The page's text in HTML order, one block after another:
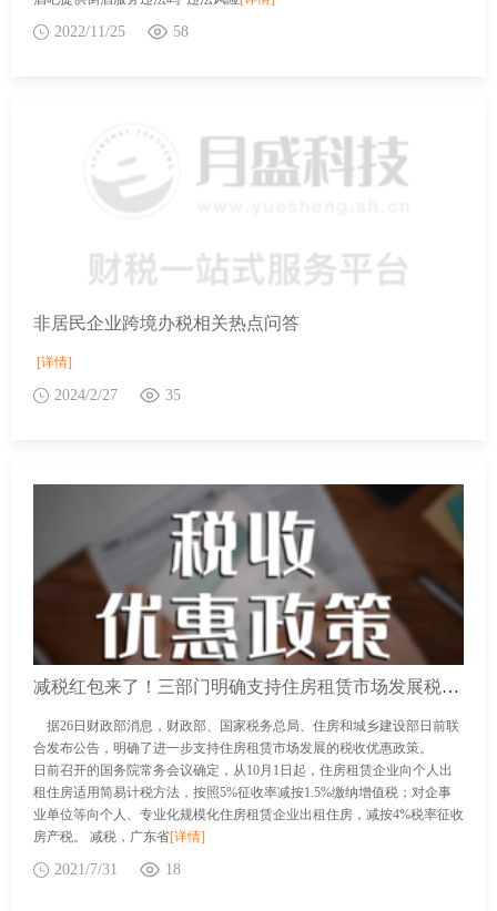
2022/11/25 58
非居民企业跨境办税相关热点问答
[详情]
2024/2/27 35
减税红包来了！三部门明确支持住房租赁市场发展税收优惠政策
据26日财政部消息，财政部、国家税务总局、住房和城乡建设部日前联
合发布公告，明确了进一步支持住房租赁市场发展的税收优惠政策。
日前召开的国务院常务会议确定，从10月1日起，住房租赁企业向个人出
租住房适用简易计税方法，按照5%征收率减按1.5%缴纳增值税；对企事
业单位等向个人、专业化规模化住房租赁企业出租住房，减按4%税率征收
房产税。 减税，广东省[详情]
2021/7/31 18